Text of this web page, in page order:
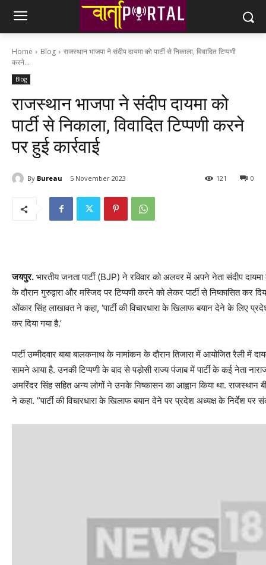
Home Blog
राजस्थान भाजपा ने संदीप दायमा को पार्टी से निकाला, विवादित टिप्पणी
करने...
Blog
राजस्थान भाजपा ने संदीप दायमा को
पार्टी से निकाला, विवादित टिप्पणी करने
पर हुई कार्रवाई
By Bureau 5 November 2023 0
121
जयपुर. भारतीय जनता पार्टी (BJP) ने रविवार को अलवर में अपने नेता संदीप दायमा
के दौरान गुरुद्वारा और मस्जिद पर टिप्पणी करने को लेकर पार्टी से निष्कासित कर
ओंकार सिंह लाखावत ने कहा, ‘पार्टी की विचारधारा के खिलाफ बयान देने के लिए
कर दिया गया है.’
पार्टी उम्मीदवार बाबा बालकनाथ के नामांकन के दौरान तिजारा में आयोजित रैली में
सामने आया है. उनकी टिप्‍पणी के बाद से पड़ोसी राज्य पंजाब में पार्टी के कई नेता
अमरिंदर सिंह सहित अन्य लोगों ने उनके निष्कासन का आह्वान किया था.
ने कहा. ”पार्टी की विचारधारा के खिलाफ बयान देने पर प्रदेश अध्यक्ष के निर्देश पर